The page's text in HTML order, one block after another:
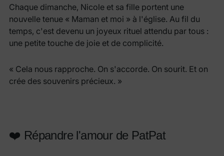
Chaque dimanche, Nicole et sa fille portent une
nouvelle tenue « Maman et moi » à l'église. Au fil du
temps, c'est devenu un joyeux rituel attendu par tous :
une petite touche de joie et de complicité.
« Cela nous rapproche. On s'accorde. On sourit. Et on
crée des souvenirs précieux. »
❤️ Répandre l'amour de PatPat